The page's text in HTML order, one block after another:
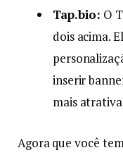
Tap.bio: O
dois acima.
inserir
mais
Agora que você